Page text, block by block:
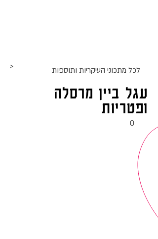
לכל מתכוני העיקריות ותוספות >
עגל ביין מרסלה
ופטריות
0